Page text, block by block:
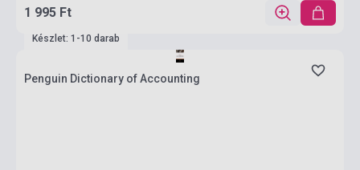
1 995 Ft
Készlet: 1-10 darab
Penguin Dictionary of Accounting